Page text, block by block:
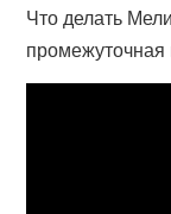
Что делать